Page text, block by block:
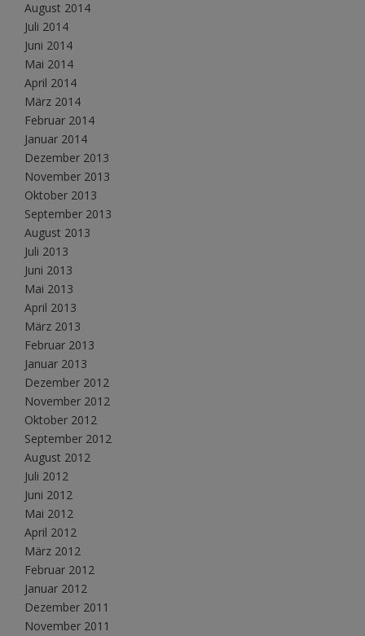
August 2014
Juli 2014
Juni 2014
Mai 2014
April 2014
März 2014
Februar 2014
Januar 2014
Dezember 2013
November 2013
Oktober 2013
September 2013
August 2013
Juli 2013
Juni 2013
Mai 2013
April 2013
März 2013
Februar 2013
Januar 2013
Dezember 2012
November 2012
Oktober 2012
September 2012
August 2012
Juli 2012
Juni 2012
Mai 2012
April 2012
März 2012
Februar 2012
Januar 2012
Dezember 2011
November 2011